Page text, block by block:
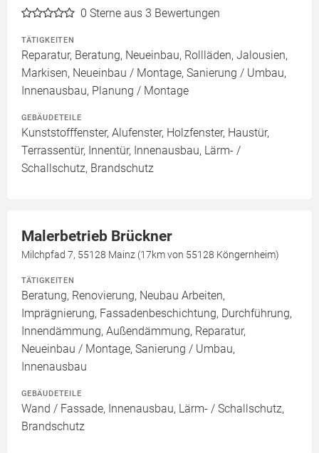
0 Sterne aus 3 Bewertungen
TÄTIGKEITEN
Reparatur, Beratung, Neueinbau, Rollläden, Jalousien,
Markisen, Neueinbau / Montage, Sanierung / Umbau,
Innenausbau, Planung / Montage
GEBÄUDETEILE
Kunststofffenster, Alufenster, Holzfenster, Haustür,
Terrassentür, Innentür, Innenausbau, Lärm- /
Schallschutz, Brandschutz
Malerbetrieb Brückner
Milchpfad 7, 55128 Mainz (17km von 55128 Köngernheim)
TÄTIGKEITEN
Beratung, Renovierung, Neubau Arbeiten,
Imprägnierung, Fassadenbeschichtung, Durchführung,
Innendämmung, Außendämmung, Reparatur,
Neueinbau / Montage, Sanierung / Umbau,
Innenausbau
GEBÄUDETEILE
Wand / Fassade, Innenausbau, Lärm- / Schallschutz,
Brandschutz